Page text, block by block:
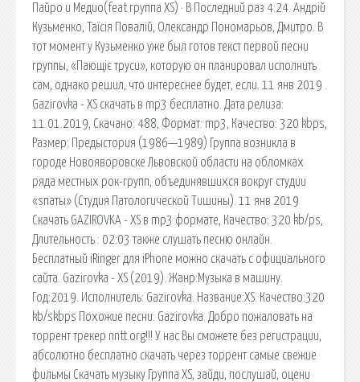
Пайро и Медио(feat группа XS) · В Последний раз 4:24. Андрій
Кузьменко, Таїсія Повалій, Олександр Пономарьов, Дмитро. В
тот момент у Кузьменко уже был готов текст первой песни
группы, «Пающіє труси», которую он планировал исполнить
сам, однако решил, что интереснее будет, если. 11 янв 2019 .
Gazirovka - XS скачать в mp3 бесплатно. Дата релиза:
11.01.2019, Скачано: 488, Формат: mp3, Качество: 320 kbps,
Размер: Предыстория (1986—1989) Группа возникла в
городе Новояворовске Львовской области на обломках
ряда местных рок-групп, объединявшихся вокруг студии
«sпаты» (Студия Патологической Тишины). 11 янв 2019
Скачать GAZIROVKA - XS в mp3 формате, Качество: 320 kb/ps,
Длительность : 02:03 также слушать песню онлайн.
Бесплатный iRinger для iPhone можно скачать с официального
сайта. Gazirovka - XS (2019). Жанр:Музыка в машину.
Год:2019. Исполнитель: Gazirovka. Название:XS. Качество:320
kb/skbps Похожие песни: Gazirovka. Добро пожаловать на
торрент трекер nntt.org!!! У нас Вы сможете без регистрации,
абсолютно бесплатно скачать через торрент самые свежие
фильмы Скачать музыку Группа XS, зайди, послушай, оцени